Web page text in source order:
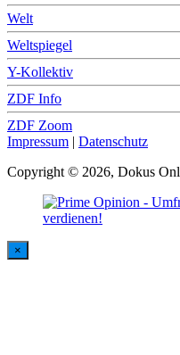
Welt
Weltspiegel
Y-Kollektiv
ZDF Info
ZDF Zoom
Impressum | Datenschutz
Copyright © 2026, Dokus
×